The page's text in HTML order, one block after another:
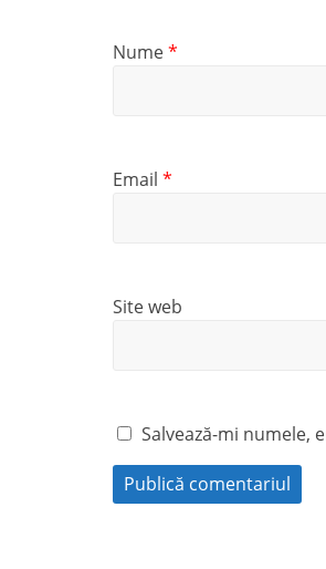
Nume*
Email *
Site web
Salvează-mi numele,